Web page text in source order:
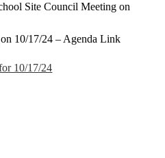
Site Council Meeting on
10/17/24 – Agenda Link
10/17/24